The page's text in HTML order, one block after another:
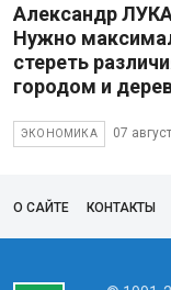
Александр
Нужно
стереть
городом и
ЭКОНОМИКА 07
О САЙТЕ КОНТАКТЫ